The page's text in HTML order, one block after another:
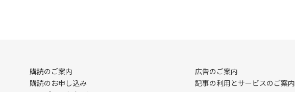
購読のご案内
購読のお申し込み
広告のご案内
記事の利用とサービスのご案内